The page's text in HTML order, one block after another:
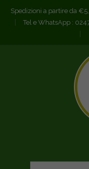
Spedizioni a partire da
Tel e WhatsApp :